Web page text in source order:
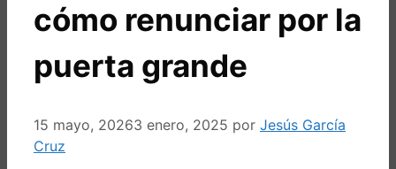
cómo renunciar por la
puerta grande
15 mayo, 20263 enero, 2025 por Jesús García
Cruz